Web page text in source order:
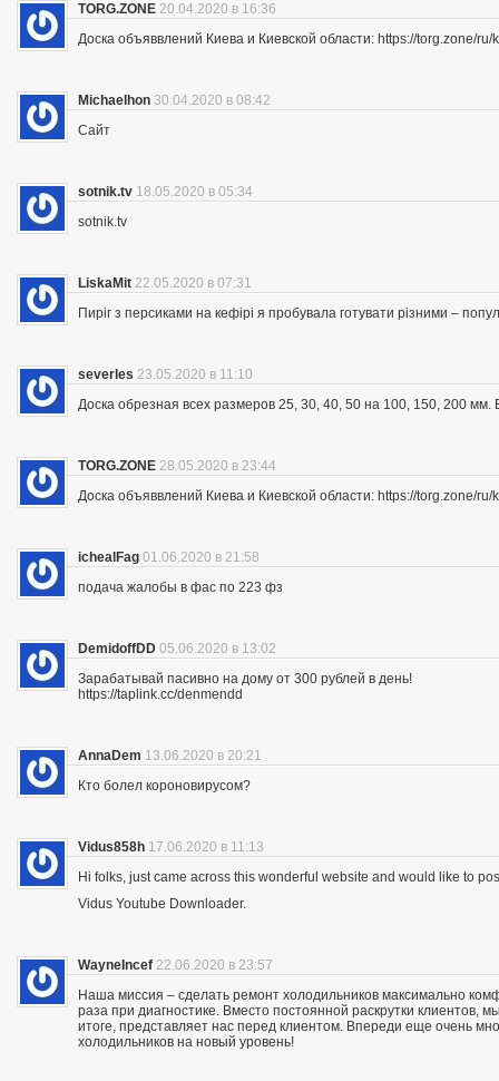
TORG.ZONE 20.04.2020 в 16:36
Доска объяввлений Киева и Киевской области: https://torg.zone/ru/
Michaelhon 30.04.2020 в 08:42
Сайт
sotnik.tv 18.05.2020 в 05:34
sotnik.tv
LiskaMit 22.05.2020 в 07:31
Пиріг з персиками на кефірі я пробувала готувати різними –
severles 23.05.2020 в 11:10
Доска обрезная всех размеров 25, 30, 40, 50 на 100, 150, 200
TORG.ZONE 28.05.2020 в 23:44
Доска объяввлений Киева и Киевской области: https://torg.zone/ru/
ichealFag 01.06.2020 в 21:58
подача жалобы в фас по 223 фз
DemidoffDD 05.06.2020 в 13:02
Зарабатывай пасивно на дому от 300 рублей в день!
https://taplink.cc/denmendd
AnnaDem 13.06.2020 в 20:21
Кто болел короновирусом?
Vidus858h 17.06.2020 в 11:13
Hi folks, just came across this wonderful website and would like to
Vidus Youtube Downloader.
WayneIncef 22.06.2020 в 23:57
Наша миссия – сделать ремонт холодильников максимально
раза при диагностике. Вместо постоянной раскрутки клиентов,
итоге, представляет нас перед клиентом. Впереди еще очень
холодильников на новый уровень!